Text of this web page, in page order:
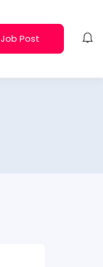
Job Post